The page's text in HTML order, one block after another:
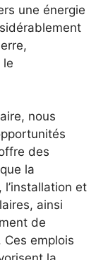
une énergie
le
nous
des
la
et
ainsi⁢
de
emplois